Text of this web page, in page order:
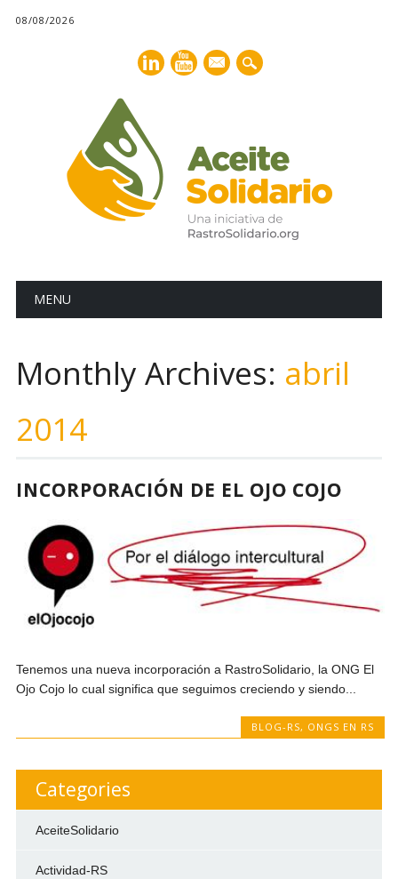
08/08/2026
mail
Main menu
MENU
Monthly Archives: abril
2014
INCORPORACIÓN DE EL OJO COJO
Tenemos una nueva incorporación a RastroSolidario, la ONG El
Ojo Cojo lo cual significa que seguimos creciendo y siendo...
BLOG-RS, ONGS EN RS
Categories
AceiteSolidario
Actividad-RS